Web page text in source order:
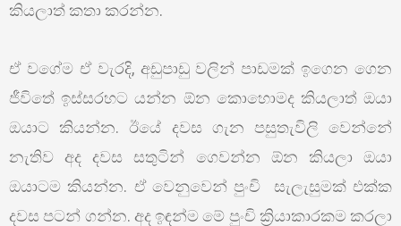
කියලාත් කතා කරන්න.
ඒ වගේම ඒ වැරදි, අඩුපාඩු වලින් පාඩමක් ඉගෙන ගෙන
ජීවිතේ ඉස්සරහට යන්න ඕන කොහොමද කියලාත් ඔයා
ඔයාට කියන්න. ඊයේ දවස ගැන පසුතැවිලි වෙන්නේ
නැතිව අද දවස සතුටින් ගෙවන්න ඕන කියලා ඔයා
ඔයාටම කියන්න. ඒ වෙනුවෙන් පුංචි සැලැසුමක් එක්ක
දවස පටන් ගන්න. අද ඉඳන්ම මේ පුංචි ක්‍රියාකාරකම කරලා